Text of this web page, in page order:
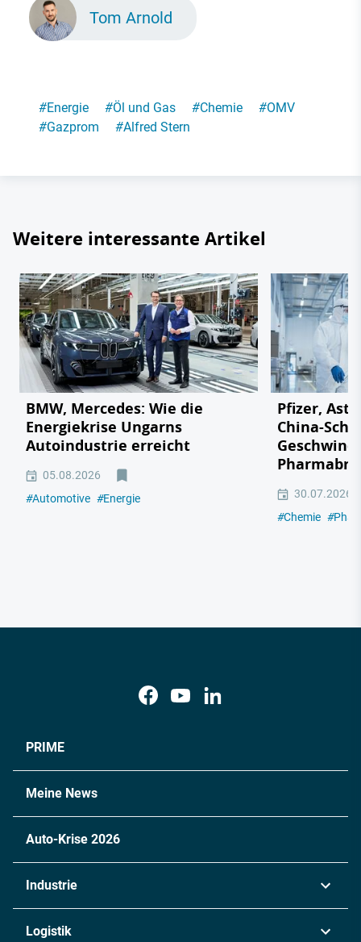
Tom Arnold
#Energie #Öl und Gas #Chemie #OMV
#Gazprom #Alfred Stern
Weitere interessante Artikel
BMW, Mercedes: Wie die
Energiekrise Ungarns
Autoindustrie erreicht
05.08.2026
#Automotive #Energie
Pfizer,
China-
30.07.2026
#Chemie #
PRIME
Meine News
Auto-Krise 2026
Industrie
Logistik